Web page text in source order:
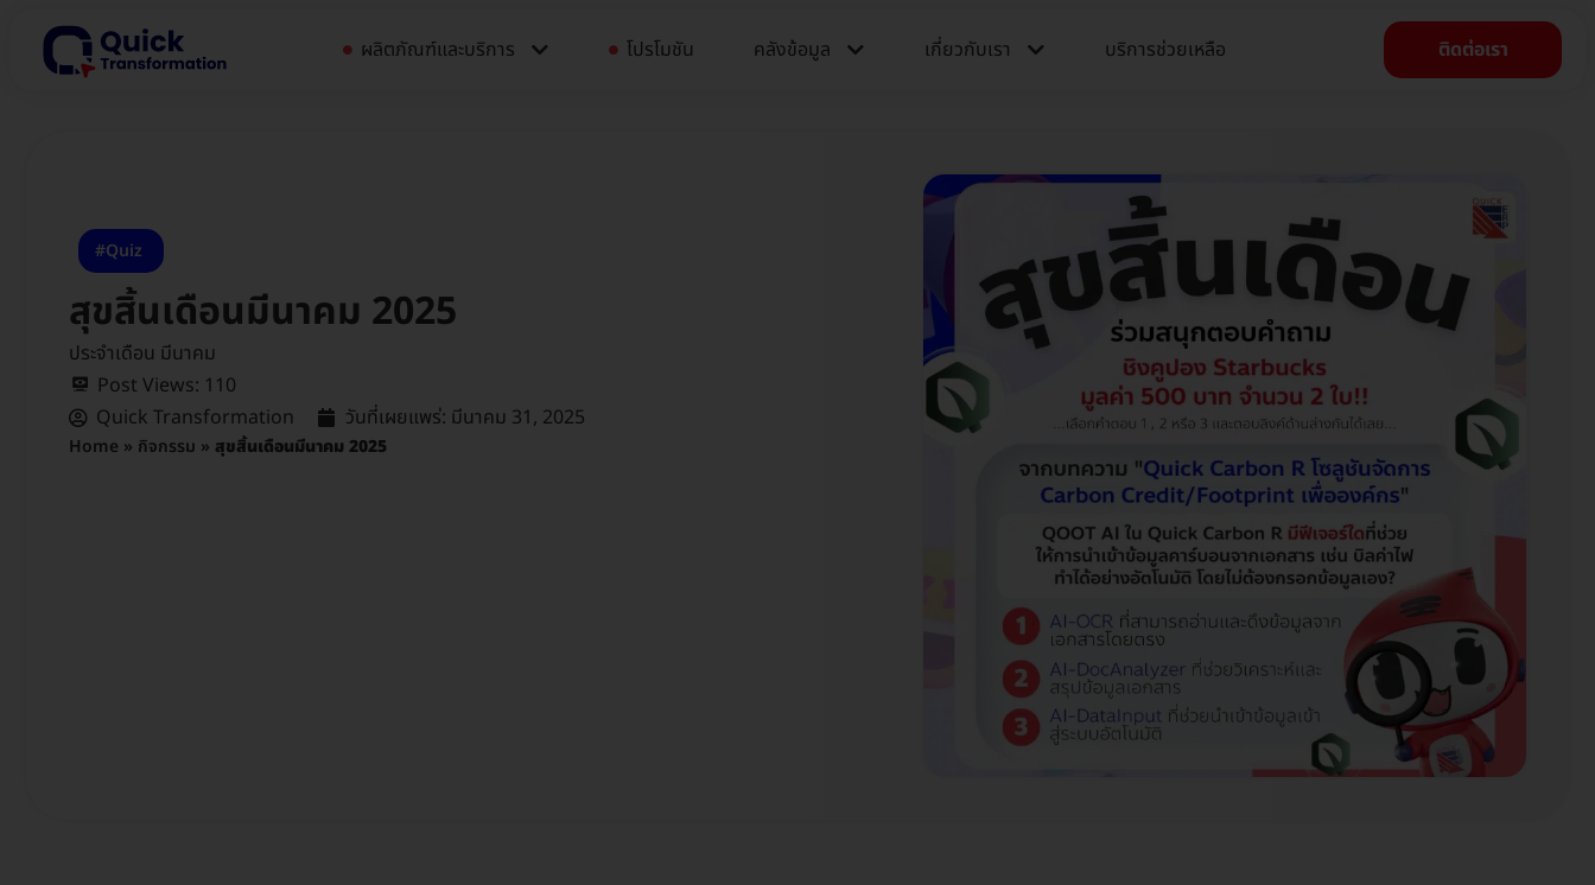
ผลิตภัณฑ์และบริการ โปรโมชัน คลังข้อมูล​​ เกี่ยวกับเรา บริการช่วยเหลือ ติดต่อเรา
Quiz
สุขสิ้นเดือนมีนาคม 2025
ประจำเดือน มีนาคม
Post Views: 110
Quick Transformation
วันที่เผยแพร่: มีนาคม 31, 2025
Home » กิจกรรม » สุขสิ้นเดือนมีนาคม 2025